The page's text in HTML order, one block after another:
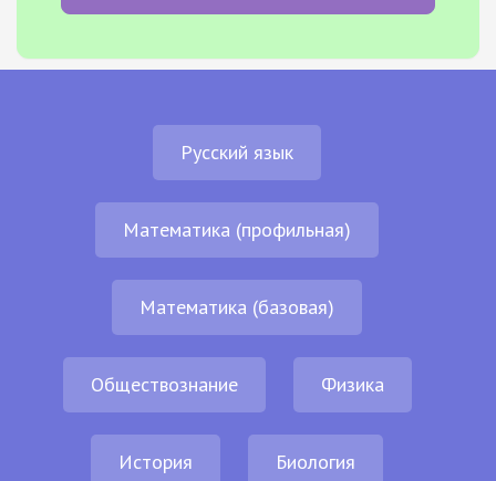
Русский язык
Математика (профильная)
Математика (базовая)
Обществознание Физика
История Биология